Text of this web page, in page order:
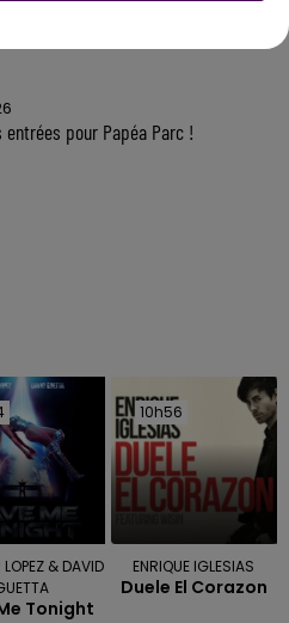
entrées pour Papéa Parc !
LOPEZ & DAVID
Tonight
10h56
10h56
ENRIQUE IGLESIAS
Duele El Corazon